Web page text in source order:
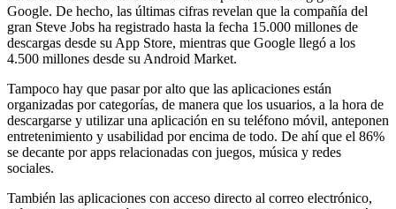
Google. De hecho, las últimas cifras revelan que la compañía del
gran Steve Jobs ha registrado hasta la fecha 15.000 millones de
descargas desde su App Store, mientras que Google llegó a los
4.500 millones desde su Android Market.
Tampoco hay que pasar por alto que las aplicaciones están
organizadas por categorías, de manera que los usuarios, a la hora de
descargarse y utilizar una aplicación en su teléfono móvil, anteponen
entretenimiento y usabilidad por encima de todo. De ahí que el 86%
se decante por apps relacionadas con juegos, música y redes
sociales.
También las aplicaciones con acceso directo al correo electrónico,